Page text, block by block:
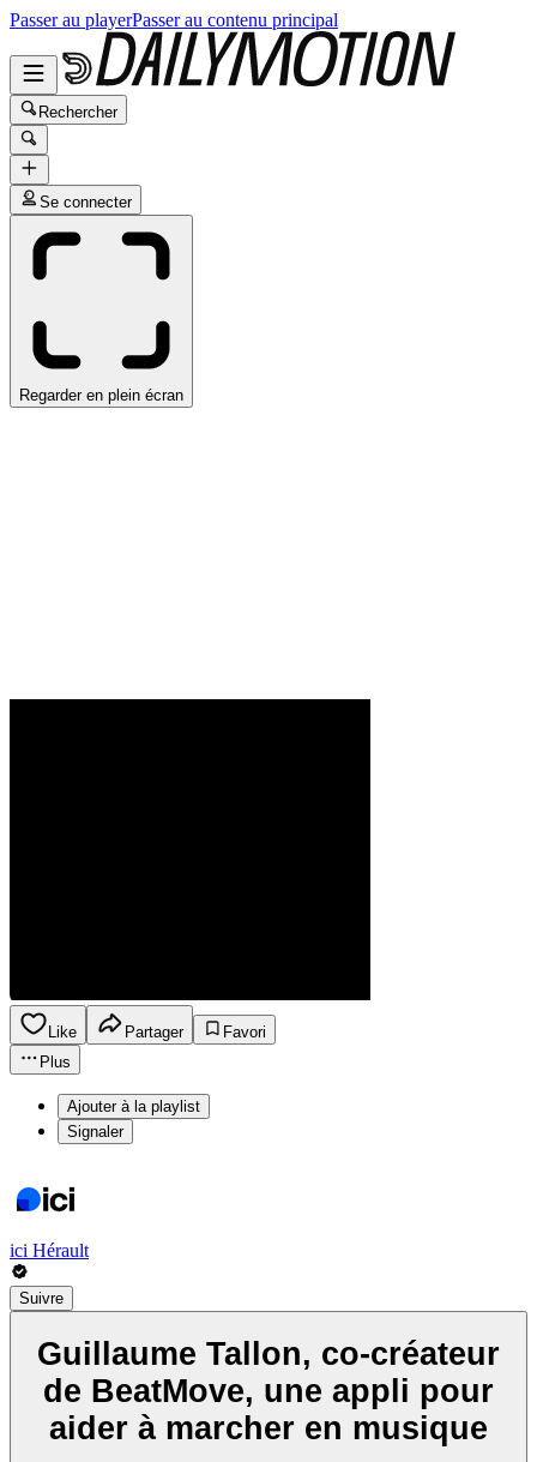
Passer au playerPasser au contenu principal
Rechercher
Se connecter
Regarder en plein écran
Like Partager
Favori
Plus
Ajouter à la playlist
Signaler
ici Hérault
Suivre
Guillaume Tallon, co-créateur
de BeatMove, une appli pour
aider à marcher en musique